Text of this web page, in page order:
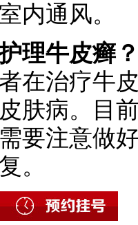
内通风。
理牛皮癣
在治疗牛
肤病。目
要注意做
。